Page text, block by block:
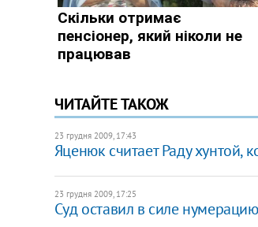
ЧИТАЙТЕ ТАКОЖ
23 грудня 2009, 17:43
Яценюк считает Раду хунтой,
23 грудня 2009, 17:25
Суд оставил в силе